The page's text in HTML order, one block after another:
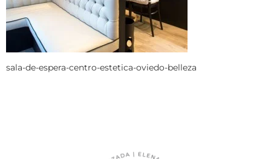
sala-de-espera-centro-estetica-oviedo-belleza